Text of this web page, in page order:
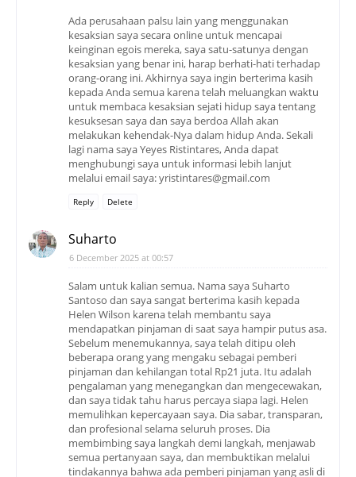
Ada perusahaan palsu lain yang menggunakan
kesaksian saya secara online untuk mencapai
keinginan egois mereka, saya satu-satunya dengan
kesaksian yang benar ini, harap berhati-hati terhadap
orang-orang ini. Akhirnya saya ingin berterima kasih
kepada Anda semua karena telah meluangkan waktu
untuk membaca kesaksian sejati hidup saya tentang
kesuksesan saya dan saya berdoa Allah akan
melakukan kehendak-Nya dalam hidup Anda. Sekali
lagi nama saya Yeyes Ristintares, Anda dapat
menghubungi saya untuk informasi lebih lanjut
melalui email saya: yristintares@gmail.com
Reply Delete
Suharto
6 December 2025 at 00:57
Salam untuk kalian semua. Nama saya Suharto
Santoso dan saya sangat berterima kasih kepada
Helen Wilson karena telah membantu saya
mendapatkan pinjaman di saat saya hampir putus asa.
Sebelum menemukannya, saya telah ditipu oleh
beberapa orang yang mengaku sebagai pemberi
pinjaman dan kehilangan total Rp21 juta. Itu adalah
pengalaman yang menegangkan dan mengecewakan,
dan saya tidak tahu harus percaya siapa lagi. Helen
memulihkan kepercayaan saya. Dia sabar, transparan,
dan profesional selama seluruh proses. Dia
membimbing saya langkah demi langkah, menjawab
semua pertanyaan saya, dan membuktikan melalui
tindakannya bahwa ada pemberi pinjaman yang asli di